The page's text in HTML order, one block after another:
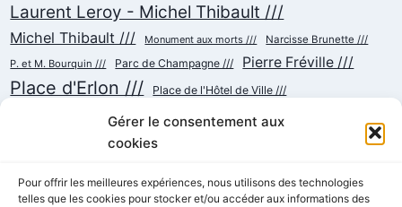
Gérer le consentement aux
cookies
Pour offrir les meilleures expériences, nous utilisons des technologies
telles que les cookies pour stocker et/ou accéder aux informations des
Laurent Leroy - Michel Thibault ///
Michel Thibault /// Monument aux morts ///
Narcisse Brunette ///
P. et M. Bourquin ///
Parc de Champagne /// Pierre Fréville ///
Place d'Erlon /// Place de l'Hôtel de Ville ///
Place de la République /// Place du Cardinal Luçon ///
Place du Forum/des Marchés ///
Rue Buirette /// Rue Chanzy /// Rue Colbert /// Rue Cérès ///